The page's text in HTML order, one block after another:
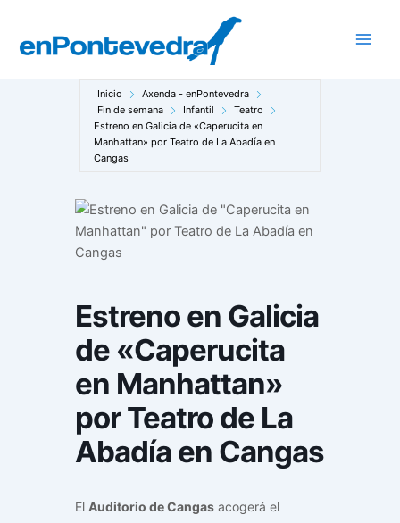
contenido
Inicio
Axenda - enPontevedra
Fin de semana
Infantil
Teatro
Estreno en Galicia de «Caperucita en
Manhattan» por Teatro de La Abadía en
Cangas
Estreno en Galicia
de «Caperucita
en Manhattan»
por Teatro de La
Abadía en Cangas
El Auditorio de Cangas acogerá el